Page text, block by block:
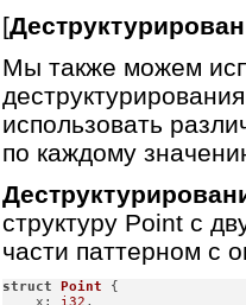
[
Мы также можем
использовать
по каждому
структуру Point с
части паттерном с
struct Point {